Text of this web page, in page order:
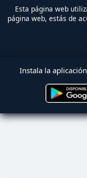
Esta página web
página web, estás de
Instala la